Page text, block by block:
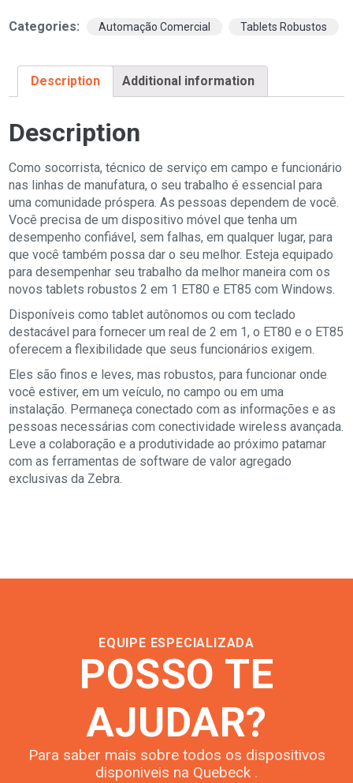
Categories: Automação Comercial Tablets Robustos
Description Additional information
Description
Como socorrista, técnico de serviço em campo e funcionário
nas linhas de manufatura, o seu trabalho é essencial para
uma comunidade próspera. As pessoas dependem de você.
Você precisa de um dispositivo móvel que tenha um
desempenho confiável, sem falhas, em qualquer lugar, para
que você também possa dar o seu melhor. Esteja equipado
para desempenhar seu trabalho da melhor maneira com os
novos tablets robustos 2 em 1 ET80 e ET85 com Windows.
Disponíveis como tablet autônomos ou com teclado
destacável para fornecer um real de 2 em 1, o ET80 e o ET85
oferecem a flexibilidade que seus funcionários exigem.
Eles são finos e leves, mas robustos, para funcionar onde
você estiver, em um veículo, no campo ou em uma
instalação. Permaneça conectado com as informações e as
pessoas necessárias com conectividade wireless avançada.
Leve a colaboração e a produtividade ao próximo patamar
com as ferramentas de software de valor agregado
exclusivas da Zebra.
EQUIPE ESPECIALIZADA
POSSO TE
AJUDAR?
Para saber mais sobre todos os dispositivos
disponiveis na Quebeck .